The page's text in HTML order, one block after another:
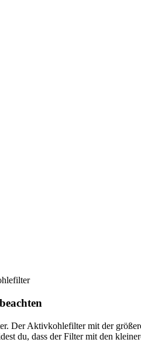
Der Aktivkohlefilter mit der
du, dass der Filter mit den